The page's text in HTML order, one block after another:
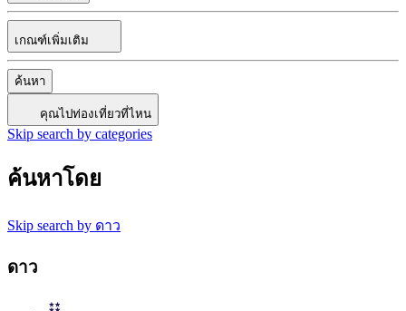
เกณฑ์เพิ่มเติม
ค้นหา
คุณไปท่องเที่ยวที่ไหน
Skip search by categories
ค้นหาโดย
Skip search by ดาว
ดาว